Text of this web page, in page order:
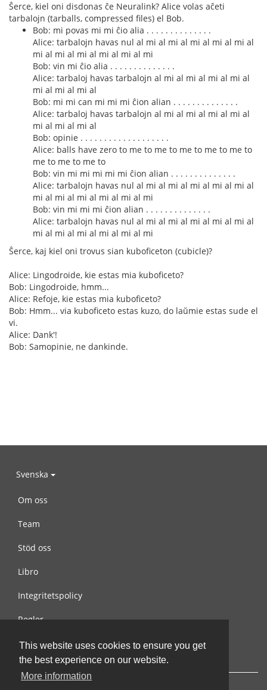
This website uses cookies to ensure you get
the best experience on our website.
More information
Ŝerce, kiel oni disdonas ĉe Neuralink? Alice volas aĉeti
tarbalojn (tarballs, compressed files) el Bob.
Bob: mi povas mi mi ĉio alia . . . . . . . . . . . . . .
Alice: tarbalojn havas nul al mi al mi al mi al mi al mi al
mi al mi al mi al mi al mi al mi
Bob: vin mi ĉio alia . . . . . . . . . . . . . .
Alice: tarbaloj havas tarbalojn al mi al mi al mi al mi al
mi al mi al mi al
Bob: mi mi can mi mi mi ĉion alian . . . . . . . . . . . . . .
Alice: tarbaloj havas tarbalojn al mi al mi al mi al mi al
mi al mi al mi al
Bob: opinie . . . . . . . . . . . . . . . . . . .
Alice: balls have zero to me to me to me to me to me to
me to me to me to
Bob: vin mi mi mi mi mi ĉion alian . . . . . . . . . . . . . .
Alice: tarbalojn havas nul al mi al mi al mi al mi al mi al
mi al mi al mi al mi al mi al mi
Bob: vin mi mi mi ĉion alian . . . . . . . . . . . . . .
Alice: tarbalojn havas nul al mi al mi al mi al mi al mi al
mi al mi al mi al mi al mi al mi
Ŝerce, kaj kiel oni trovus sian kuboficeton (cubicle)?
Alice: Lingodroide, kie estas mia kuboficeto?
Bob: Lingodroide, hmm...
Alice: Refoje, kie estas mia kuboficeto?
Bob: Hmm... via kuboficeto estas kuzo, do laŭmie estas sude el
vi.
Alice: Dank'!
Bob: Samopinie, ne dankinde.
Svenska
Om oss
Team
Stöd oss
Libro
Integritetspolicy
Regler
Kontakta oss